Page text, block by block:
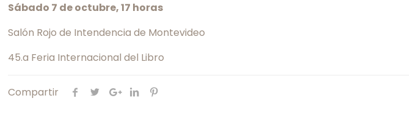
Sábado 7 de octubre, 17 horas
Salón Rojo de Intendencia de Montevideo
45.a Feria Internacional del Libro
Compartir